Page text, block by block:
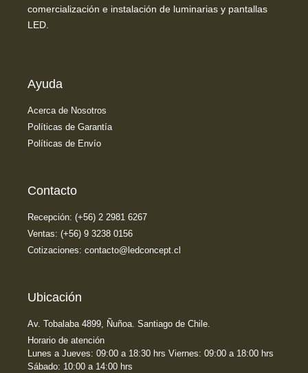
comercialización e instalación de luminarias y pantallas
LED.
Ayuda
Acerca de Nosotros
Políticas de Garantía
Políticas de Envío
Contacto
Recepción: (+56) 2 2981 6267
Ventas: (+56) 9 3238 0156
Cotizaciones: contacto@ledconcept.cl
Ubicación
Av. Tobalaba 4899, Ñuñoa. Santiago de Chile.
Horario de atención
Lunes a Jueves: 09:00 a 18:30 hrs Viernes: 09:00 a 18:00 hrs
Sábado: 10:00 a 14:00 hrs